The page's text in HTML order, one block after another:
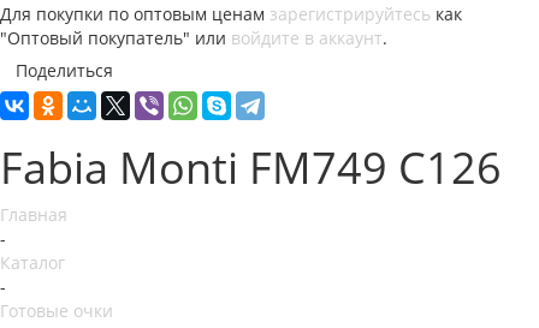
Для покупки по оптовым ценам зарегистрируйтесь как
"Оптовый покупатель" или войдите в аккаунт.
Поделиться
Fabia Monti FM749 C126
Главная
-
Каталог
-
Готовые очки